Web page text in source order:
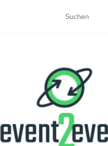
UMSCHALTEN